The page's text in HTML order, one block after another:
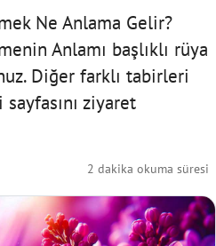
Ne Anlama Gelir?
Anlamı başlıklı rüya
Diğer farklı tabirleri
sayfasını ziyaret
2 dakika okuma süresi